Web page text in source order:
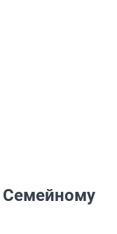
Семейному